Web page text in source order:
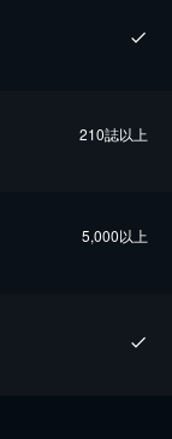
210誌以上
5,000以上